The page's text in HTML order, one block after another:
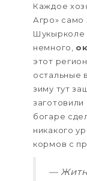
Каждое
Агро» само
Шукырколе
немного,
этот
остальные
зиму тут
богаре
никакого
кормов с
—